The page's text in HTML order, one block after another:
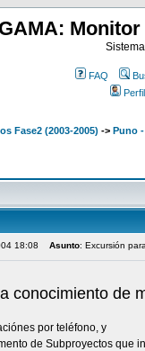
GAMA:
FAQ
Perfil
Fase2 (2003-2005) -> Puno
18:08 Asunto: Excursión
conocimiento de
por teléfono, y
de Subproyectos que